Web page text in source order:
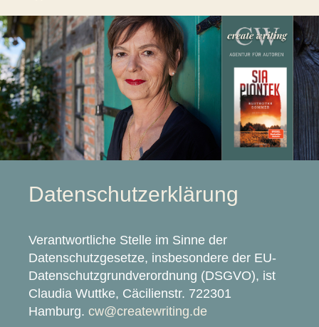
Datenschutzerklärung
Verantwortliche Stelle im Sinne der
Datenschutzgesetze, insbesondere der EU-
Datenschutzgrundverordnung (DSGVO), ist
Claudia Wuttke, Cäcilienstr. 722301
Hamburg. cw@createwriting.de